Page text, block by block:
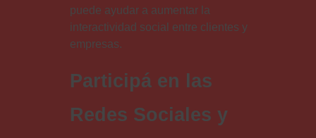
puede ayudar a aumentar la
interactividad social entre clientes y
empresas.
Participá en las
Redes Sociales y